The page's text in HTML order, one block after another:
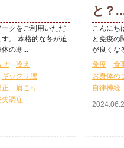
クをご利用いただ
。 本格的な冬が迫
の寒...
せ
冷え
ギックリ腰
正
肩こり
失調症
と？
こんにち
と免疫の
が良くな
免疫
食
お身体の
自律神経